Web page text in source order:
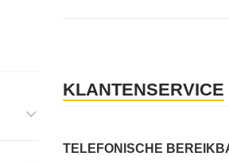
KLANTENSERVICE
TELEFONISCHE